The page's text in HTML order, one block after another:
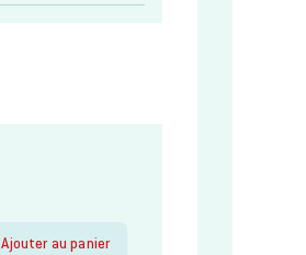
Ajouter au panier